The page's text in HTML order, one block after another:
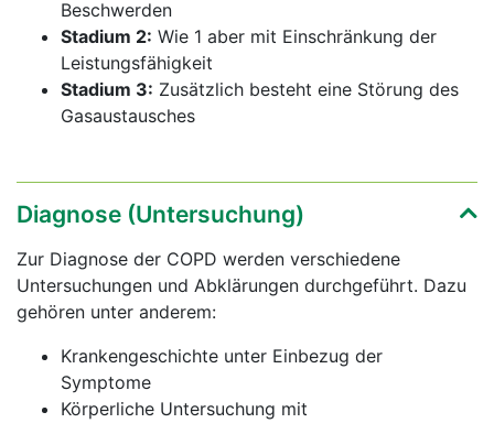
Beschwerden
Stadium 2: Wie 1 aber mit Einschränkung der
Leistungsfähigkeit
Stadium 3: Zusätzlich besteht eine Störung des
Gasaustausches
Diagnose (Untersuchung)
Zur Diagnose der COPD werden verschiedene
Untersuchungen und Abklärungen durchgeführt. Dazu
gehören unter anderem:
Krankengeschichte unter Einbezug der
Symptome
Körperliche Untersuchung mit